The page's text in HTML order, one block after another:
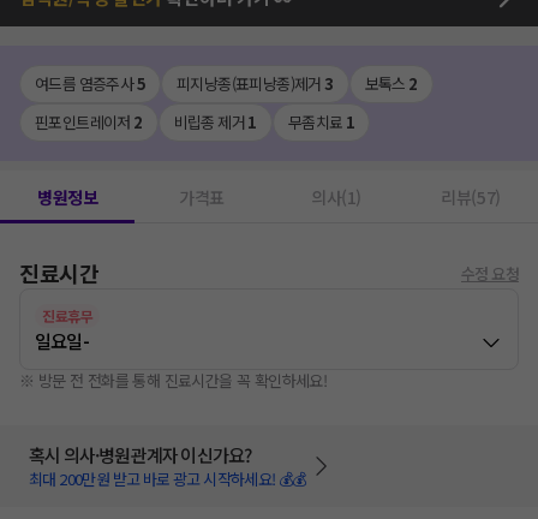
여드름 염증주사5 피지낭종(표피낭종)제거 3 보톡스 2
핀포인트레이저 2 비립종 제거 1 무좀치료 1
병원정보 가격표 의사(1) 리뷰(57)
진료시간 수정 요청
진료휴무
일요일-
※ 방문 전 전화를 통해 진료시간을 꼭 확인하세요!
혹시 의사·병원관계자 이신가요?
최대 200만원 받고 바로 광고 시작하세요! 💰💰